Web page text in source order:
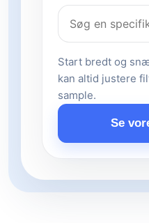
Start bredt og
kan altid justere
sample.
Se